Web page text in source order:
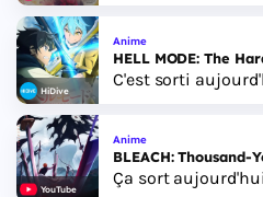
HiDive
Anime
HELL MODE: The
C'est sorti
YouTube
Anime
BLEACH:
Ça sort